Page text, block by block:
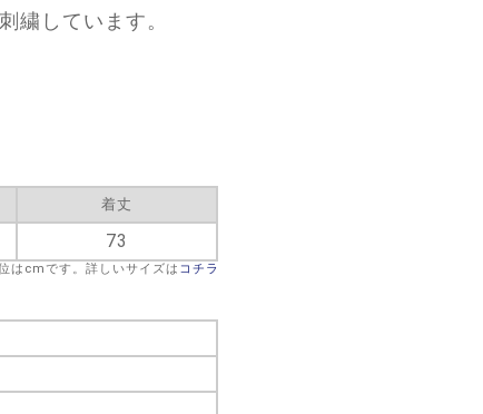
繍しています。
着丈
73
はcmです。詳しいサイズは コチラ